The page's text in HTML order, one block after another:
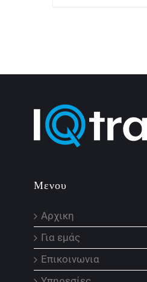
Μενου
Αρχικη
Για εμάς
Επικοινωνια